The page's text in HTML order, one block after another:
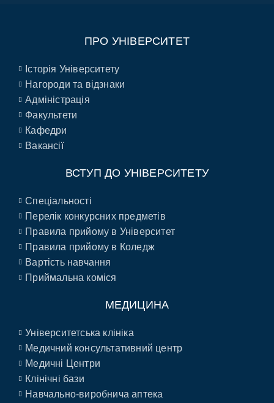
ПРО УНІВЕРСИТЕТ
Історія Університету
Нагороди та відзнаки
Адміністрація
Факультети
Кафедри
Вакансії
ВСТУП ДО УНІВЕРСИТЕТУ
Спеціальності
Перелік конкурсних предметів
Правила прийому в Університет
Правила прийому в Коледж
Вартість навчання
Приймальна коміся
МЕДИЦИНА
Університетська клініка
Медичний консультативний центр
Медичні Центри
Клінічні бази
Навчально-виробнича аптека